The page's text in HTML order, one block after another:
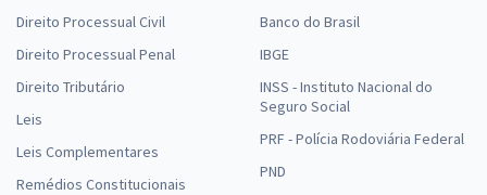
Direito Processual Civil
Direito Processual Penal
Direito Tributário
Leis
Leis Complementares
Remédios Constitucionais
Banco do Brasil
IBGE
INSS - Instituto Nacional do
Seguro Social
PRF - Polícia Rodoviária Federal
PND